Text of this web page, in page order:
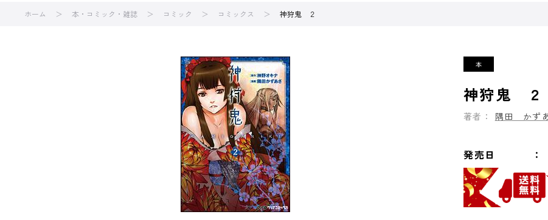
ホーム 本・コミック・雑誌 コミック コミックス 神狩鬼 ２
神狩鬼 ２
著者： 隅田 かず
発売日